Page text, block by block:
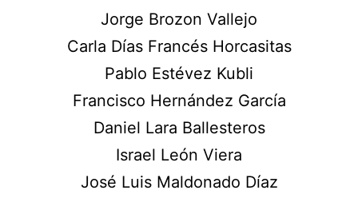
Jorge Brozon Vallejo
Carla Días Francés Horcasitas
Pablo Estévez Kubli
Francisco Hernández García
Daniel Lara Ballesteros
Israel León Viera
José Luis Maldonado Díaz